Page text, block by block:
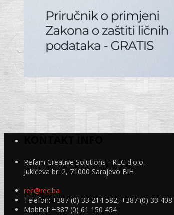
Refam Creative Solutions - REC d.o.o.
Jukićeva br. 2, 71000 Sarajevo BiH
rec@rec.ba
Telefon: +387 (0) 33 214 582, +387 (0) 33
Mobitel: +387 (0) 61 150 454